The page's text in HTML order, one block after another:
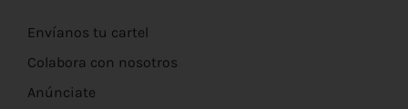
Envíanos tu cartel
Colabora con nosotros
Anúnciate